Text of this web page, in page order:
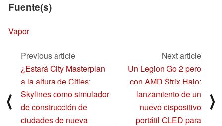
Fuente(s)
Vapor
⟨
Previous article
¿Estará City Masterplan
a la altura de Cities:
Skylines como simulador
de construcción de
ciudades de nueva
Next article
Un Legion Go 2 pero
con AMD Strix Halo:
lanzamiento de un
nuevo dispositivo
portátil OLED para
⟩